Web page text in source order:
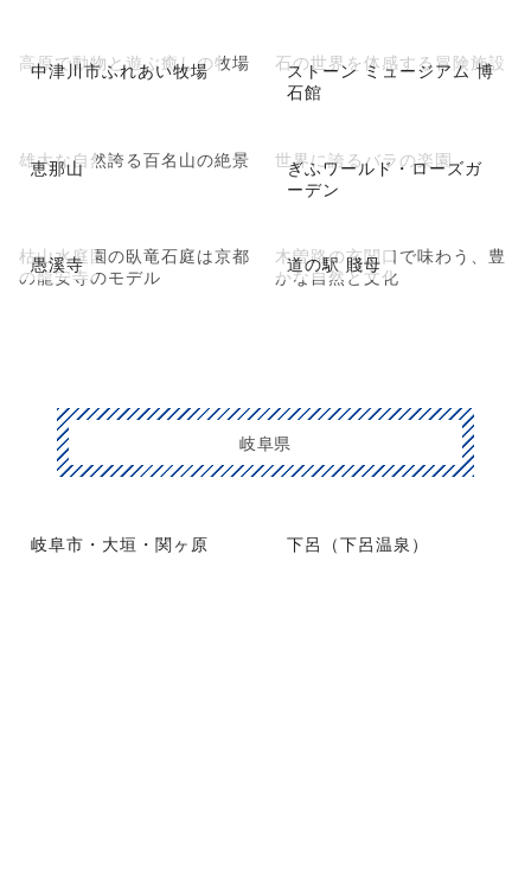
中津川市ふれあい牧場
高原で動物と遊ぶ癒しの牧場
ストーン ミュージアム 博
石館
石の世界を体感する冒険施設
恵那山
雄大な自然誇る百名山の絶景
ぎふワールド・ローズガ
ーデン
世界に誇るバラの楽園
愚溪寺
枯山水庭園の臥竜石庭は京都
の龍安寺のモデル
道の駅 賤母
木曽路の玄関口で味わう、豊
かな自然と文化
岐阜県
岐阜市・大垣・関ヶ原 下呂（下呂温泉）